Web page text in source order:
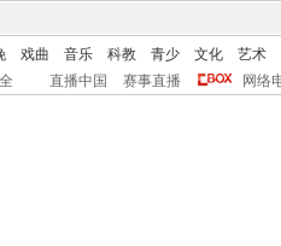
戏曲 音乐 科教 青少 文化
艺术
直播中国 赛事直播 网络